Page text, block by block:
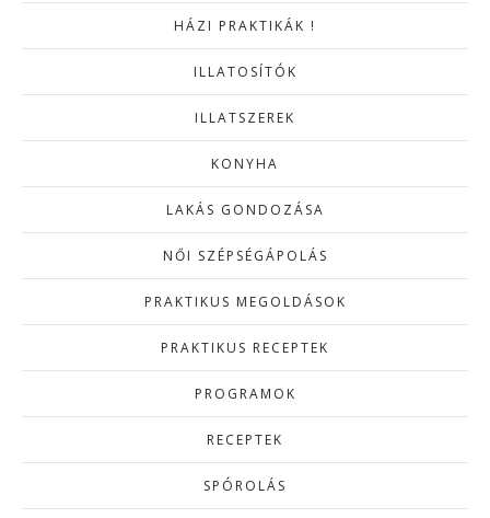
HÁZI PRAKTIKÁK !
ILLATOSÍTÓK
ILLATSZEREK
KONYHA
LAKÁS GONDOZÁSA
NŐI SZÉPSÉGÁPOLÁS
PRAKTIKUS MEGOLDÁSOK
PRAKTIKUS RECEPTEK
PROGRAMOK
RECEPTEK
SPÓROLÁS